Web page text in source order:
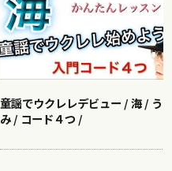
童謡でウクレレデビュー / 海 / う
み / コード４つ /